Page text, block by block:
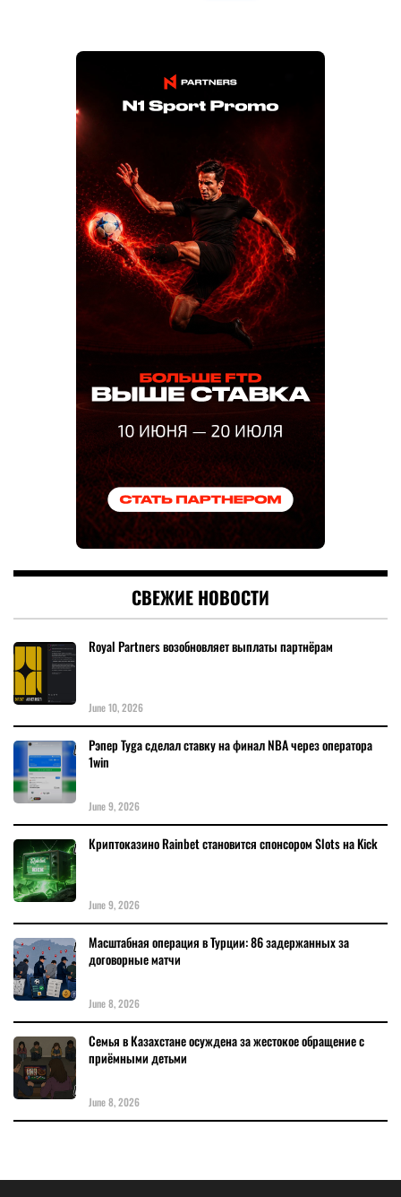
СВЕЖИЕ НОВОСТИ
Royal Partners возобновляет выплаты партнёрам
June 10, 2026
Рэпер Tyga сделал ставку на финал NBA через оператора
1win
June 9, 2026
Криптоказино Rainbet становится спонсором Slots на Kick
June 9, 2026
Масштабная операция в Турции: 86 задержанных за
договорные матчи
June 8, 2026
Семья в Казахстане осуждена за жестокое обращение с
приёмными детьми
June 8, 2026